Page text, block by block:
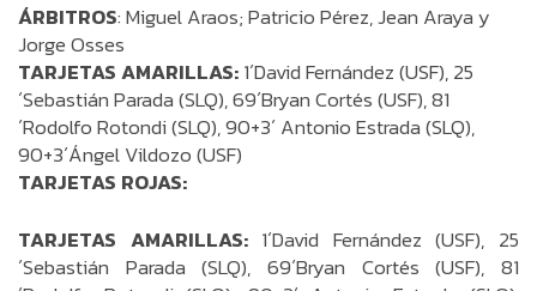
ÁRBITROS: Miguel Araos; Patricio Pérez, Jean Araya y
Jorge Osses
TARJETAS AMARILLAS: 1´David Fernández (USF), 25
´Sebastián Parada (SLQ), 69´Bryan Cortés (USF), 81
´Rodolfo Rotondi (SLQ), 90+3´ Antonio Estrada (SLQ),
90+3´Ángel Vildozo (USF)
TARJETAS ROJAS:
TARJETAS AMARILLAS: 1´David Fernández (USF), 25
´Sebastián Parada (SLQ), 69´Bryan Cortés (USF), 81